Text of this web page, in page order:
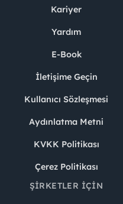
Kariyer
Yardım
E-Book
İletişime Geçin
Kullanıcı Sözleşmesi
Aydınlatma Metni
KVKK Politikası
Çerez Politikası
ŞIRKETLER İÇIN